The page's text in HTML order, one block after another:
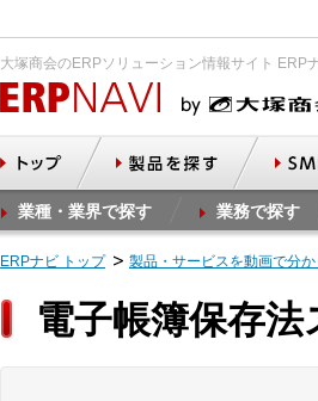
大塚商会のERPソリューション情報サイト ERP
業種・業界で探す 業務で探す
ERPナビ トップ 製品・サービスを動画で分
電子帳簿保存法